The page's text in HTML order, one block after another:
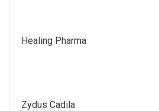
Healing Pharma
Zydus Cadila